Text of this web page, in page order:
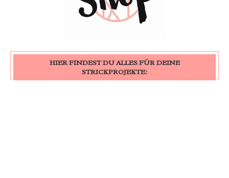
HIER FINDEST DU ALLES FÜR DEINE
STRICKPROJEKTE: